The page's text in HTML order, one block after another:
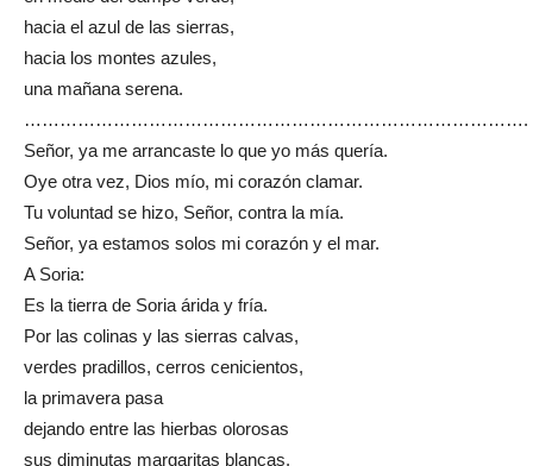
hacia el azul de las sierras,
hacia los montes azules,
una mañana serena.
………………………………………………………………………….
Señor, ya me arrancaste lo que yo más quería.
Oye otra vez, Dios mío, mi corazón clamar.
Tu voluntad se hizo, Señor, contra la mía.
Señor, ya estamos solos mi corazón y el mar.
A Soria:
Es la tierra de Soria árida y fría.
Por las colinas y las sierras calvas,
verdes pradillos, cerros cenicientos,
la primavera pasa
dejando entre las hierbas olorosas
sus diminutas margaritas blancas.